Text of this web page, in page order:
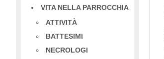
VITA NELLA PARROCCHIA
ATTIVITÀ
BATTESIMI
NECROLOGI